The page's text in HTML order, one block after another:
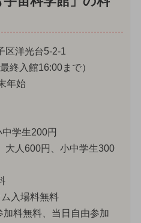
区洋光台5-2-1
終入館16:00まで）
年始
中学生200円
大人600円、小中学生300
入場料無料
料無料、当日自由参加